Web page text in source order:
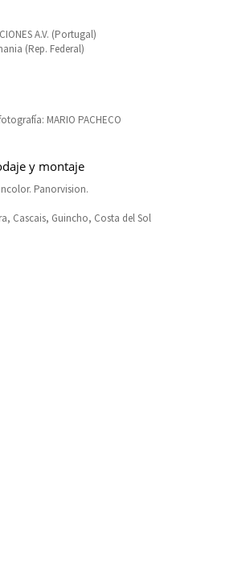
A.V. (Portugal)
(Rep. Federal)
MARIO PACHECO
y montaje
Panorvision.
Cascais, Guincho, Costa del Sol